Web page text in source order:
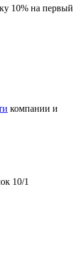
10% на первый
компании и
10/1